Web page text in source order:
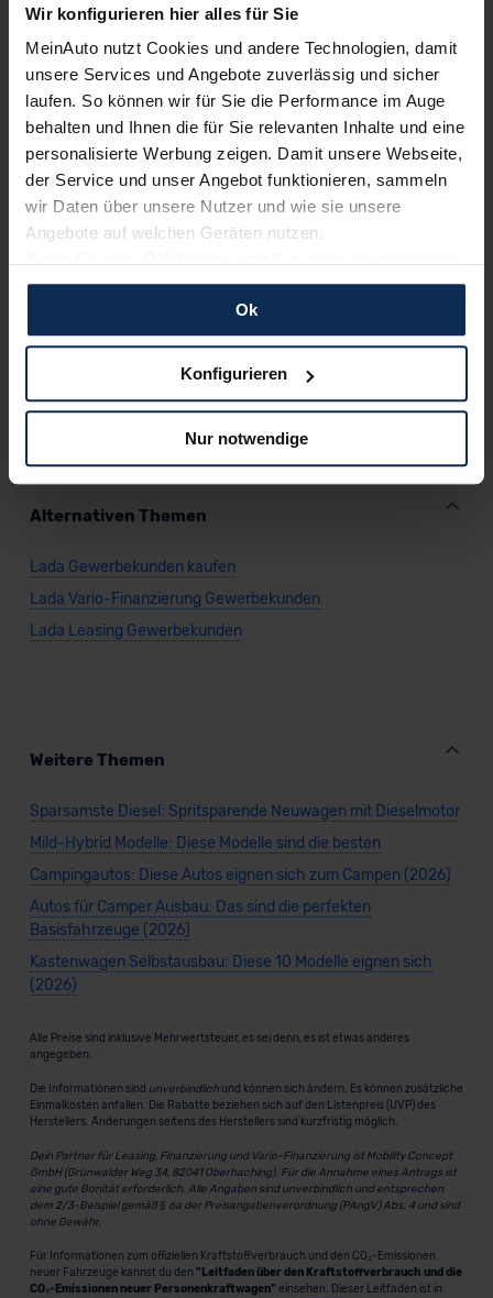
Wir konfigurieren hier alles für Sie
MeinAuto nutzt Cookies und andere Technologien, damit
unsere Services und Angebote zuverlässig und sicher
laufen. So können wir für Sie die Performance im Auge
behalten und Ihnen die für Sie relevanten Inhalte und eine
personalisierte Werbung zeigen. Damit unsere Webseite,
der Service und unser Angebot funktionieren, sammeln
wir Daten über unsere Nutzer und wie sie unsere
Angebote auf welchen Geräten nutzen.
und erlauben uns Cookies für unseren Service zu
verwenden und diese Daten an Dritte weiterzugeben,
etwa an unsere Marketingpartner. Falls Sie dem nicht
zustimmen möchten, beschränken wir uns auf die
dann nicht auf Sie zuschneiden und Sie somit nicht
perfekt auf dem Weg zu Ihrem Neuwagen unterstützen.
Sie können die Einstellungen jederzeit anpassen oder
soweit keine detaillierteren Angaben erfolgen: Wir
beabsichtigen nicht, diese Daten an Empfänger
außerhalb der EU zu übermitteln oder dort verarbeiten zu
Standarddatenschutzklauseln (Art. 46 Abs. 2 lit. c
erteilen. Nähere Informationen zu den bestehenden
Datenschutzklauseln können Sie über den Kontakt zu
unserem Datenschutzbeauftragten unter
Datenschutzerklärung
Ok
Konfigurieren
Nur notwendige
bewerten unsere Arbeit positiv.
Sehen Sie sich unsere Bewertungen an:
Erfahren Sie mehr über das Urteil unserer Kunden
Mehr zum Thema
Alternativen Themen
Lada Gewerbekunden kaufen
Lada Vario-Finanzierung Gewerbekunden
Lada Leasing Gewerbekunden
Weitere Themen
Sparsamste Diesel: Spritsparende Neuwagen mit Dieselmotor
Mild-Hybrid Modelle: Diese Modelle sind die besten
Campingautos: Diese Autos eignen sich zum Campen (2026)
Autos für Camper Ausbau: Das sind die perfekten
Basisfahrzeuge (2026)
Kastenwagen Selbstausbau: Diese 10 Modelle eignen sich
(2026)
Alle Preise sind inklusive Mehrwertsteuer, es sei denn, es ist etwas anderes
angegeben.
Die Informationen sind unverbindlichund können sich ändern. Es können zusätzliche
Einmalkosten anfallen. Die Rabatte beziehen sich auf den Listenpreis (UVP) des
Herstellers. Änderungen seitens des Herstellers sind kurzfristig möglich.
Dein Partner für Leasing, Finanzierung und Vario-Finanzierung ist Mobility Concept
GmbH (Grünwalder Weg 34, 82041 Oberhaching). Für die Annahme eines Antrags ist
eine gute Bonität erforderlich. Alle Angaben sind unverbindlich und entsprechen
dem 2/3-Beispiel gemäß § 6a der Preisangabenverordnung (PAngV) Abs. 4 und sind
ohne Gewähr.
Für Informationen zum offiziellen Kraftstoffverbrauch und den CO₂-Emissionen
neuer Fahrzeuge kannst du den "Leitfaden über den Kraftstoffverbrauch und die
CO₂-Emissionen neuer Personenkraftwagen" einsehen. Dieser Leitfaden ist in